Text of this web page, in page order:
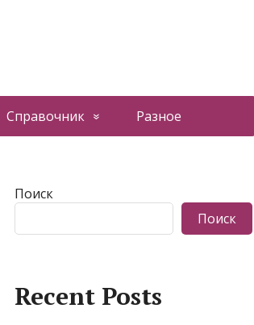
Справочник Разное
Поиск
Поиск
Recent Posts